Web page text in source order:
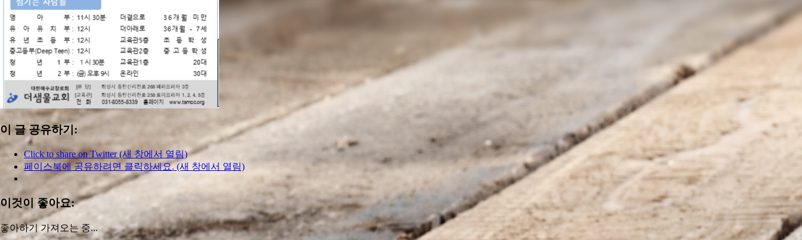
이 글 공유하기:
Click to share on Twitter (새 창에서 열림)
페이스북에 공유하려면 클릭하세요. (새 창에서 열림)
이것이 좋아요:
좋아하기 가져오는 중...